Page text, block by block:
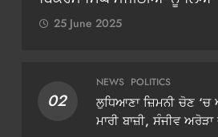
25 June 2025
02
NEWS POLITICS
ਲੁਧਿਆਣਾ ਜ਼ਿਮਨੀ ਚੋਣ
ਮਾਰੀ ਬਾਜ਼ੀ, ਸੰਜੀਵ